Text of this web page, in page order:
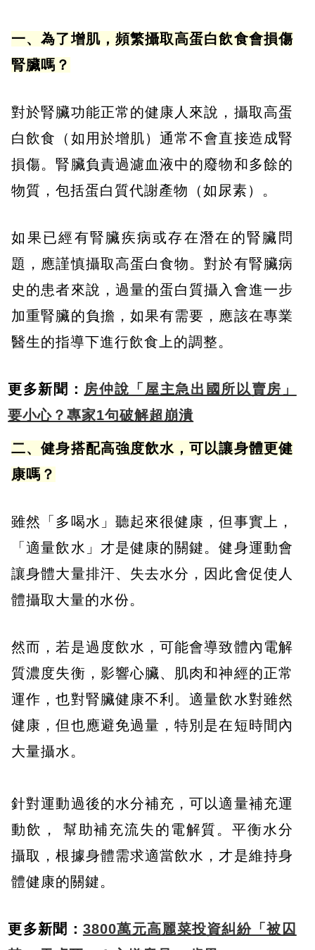
一、為了增肌，頻繁攝取高蛋白飲食會損傷
腎臟嗎？
對於腎臟功能正常的健康人來說，攝取高蛋
白飲食（如用於增肌）通常不會直接造成腎
損傷。腎臟負責過濾血液中的廢物和多餘的
物質，包括蛋白質代謝產物（如尿素）。
如果已經有腎臟疾病或存在潛在的腎臟問
題，應謹慎攝取高蛋白食物。對於有腎臟病
史的患者來說，過量的蛋白質攝入會進一步
加重腎臟的負擔，如果有需要，應該在專業
醫生的指導下進行飲食上的調整。
更多新聞： 房仲說「屋主急出國所以賣房」
要小心？專家1句破解超崩潰
二、健身搭配高強度飲水，可以讓身體更健
康嗎？
雖然「多喝水」聽起來很健康，但事實上，
「適量飲水」才是健康的關鍵。健身運動會
讓身體大量排汗、失去水分，因此會促使人
體攝取大量的水份。
然而，若是過度飲水，可能會導致體內電解
質濃度失衡，影響心臟、肌肉和神經的正常
運作，也對腎臟健康不利。適量飲水對雖然
健康，但也應避免過量，特別是在短時間內
大量攝水。
針對運動過後的水分補充，可以適量補充運
動飲， 幫助補充流失的電解質。平衡水分
攝取，根據身體需求適當飲水，才是維持身
體健康的關鍵。
更多新聞： 3800萬元高麗菜投資糾紛「被囚